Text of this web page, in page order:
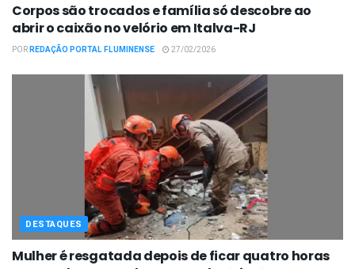
Corpos são trocados e família só descobre ao
abrir o caixão no velório em Italva-RJ
PORREDAÇÃO PORTAL FLUMINENSE 27/02/2026
DESTAQUES
Mulher é resgatada depois de ficar quatro horas